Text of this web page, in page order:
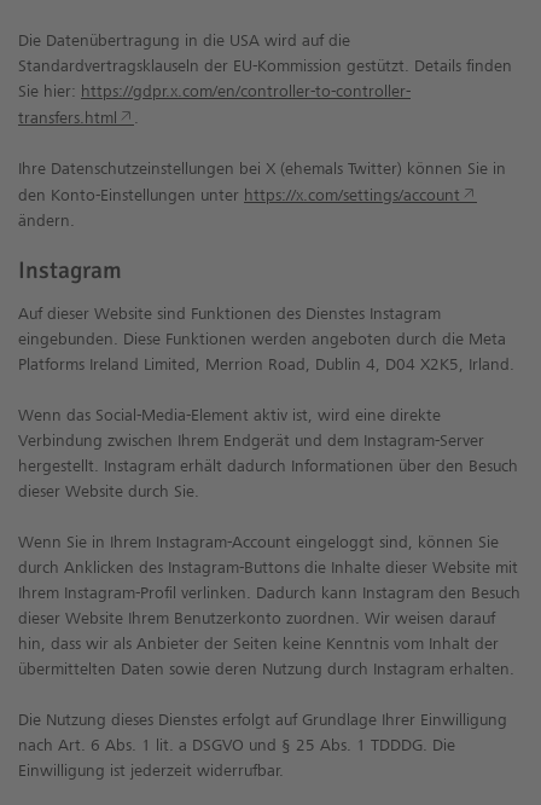
Die Datenübertragung in die USA wird auf die
Standardvertragsklauseln der EU-Kommission gestützt. Details finden
Sie hier: https://gdpr.x.com/en/controller-to-controller-
transfers.html
Ihre Datenschutzeinstellungen bei X (ehemals Twitter) können Sie in
den Konto-Einstellungen unter https://x.com/settings/account
ändern.
Instagram
Auf dieser Website sind Funktionen des Dienstes Instagram
eingebunden. Diese Funktionen werden angeboten durch die Meta
Platforms Ireland Limited, Merrion Road, Dublin 4, D04 X2K5, Irland.
Wenn das Social-Media-Element aktiv ist, wird eine direkte
Verbindung zwischen Ihrem Endgerät und dem Instagram-Server
hergestellt. Instagram erhält dadurch Informationen über den Besuch
dieser Website durch Sie.
Wenn Sie in Ihrem Instagram-Account eingeloggt sind, können Sie
durch Anklicken des Instagram-Buttons die Inhalte dieser Website mit
Ihrem Instagram-Profil verlinken. Dadurch kann Instagram den Besuch
dieser Website Ihrem Benutzerkonto zuordnen. Wir weisen darauf
hin, dass wir als Anbieter der Seiten keine Kenntnis vom Inhalt der
übermittelten Daten sowie deren Nutzung durch Instagram erhalten.
Die Nutzung dieses Dienstes erfolgt auf Grundlage Ihrer Einwilligung
nach Art. 6 Abs. 1 lit. a DSGVO und § 25 Abs. 1 TDDDG. Die
Einwilligung ist jederzeit widerrufbar.